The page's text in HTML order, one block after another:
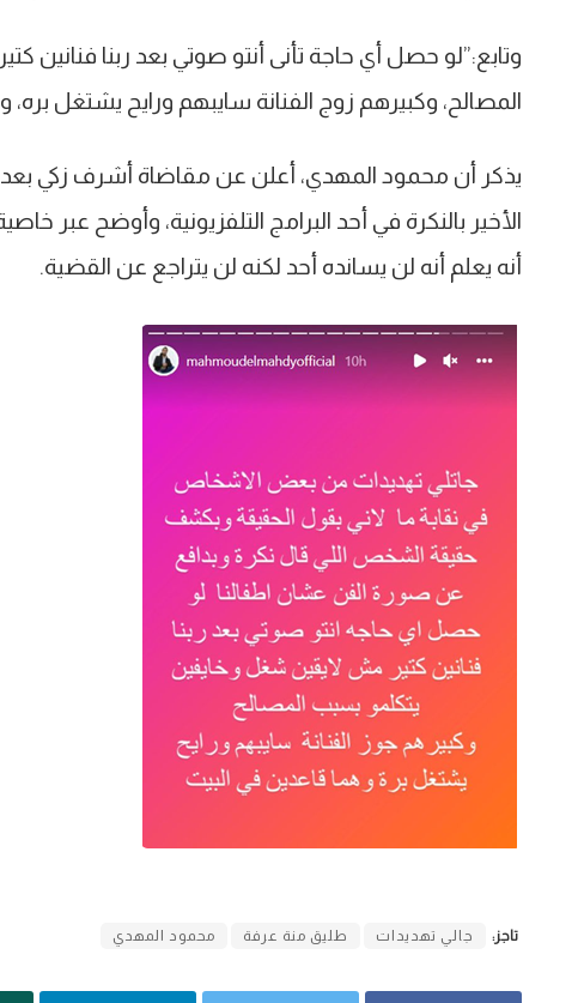
وتابع:”لو حصل أي حاجة تأنى أنتو صوتي بعد ربنا
المصالح، وكبيرهم زوج الفنانة سايبهم ورايح يشتغل
يذكر أن محمود المهدي، أعلن عن مقاضاة أشرف زكي
الأخير بالنكرة في أحد البرامج التلفزيونية، وأوضح
أنه يعلم أنه لن يسانده أحد لكنه لن يتراجع عن القضية.
تاجز: جالي تهديدات طليق منة عرفة محمود المهدي